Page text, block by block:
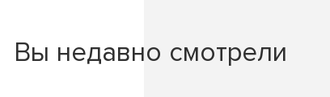
Вы недавно смотрели